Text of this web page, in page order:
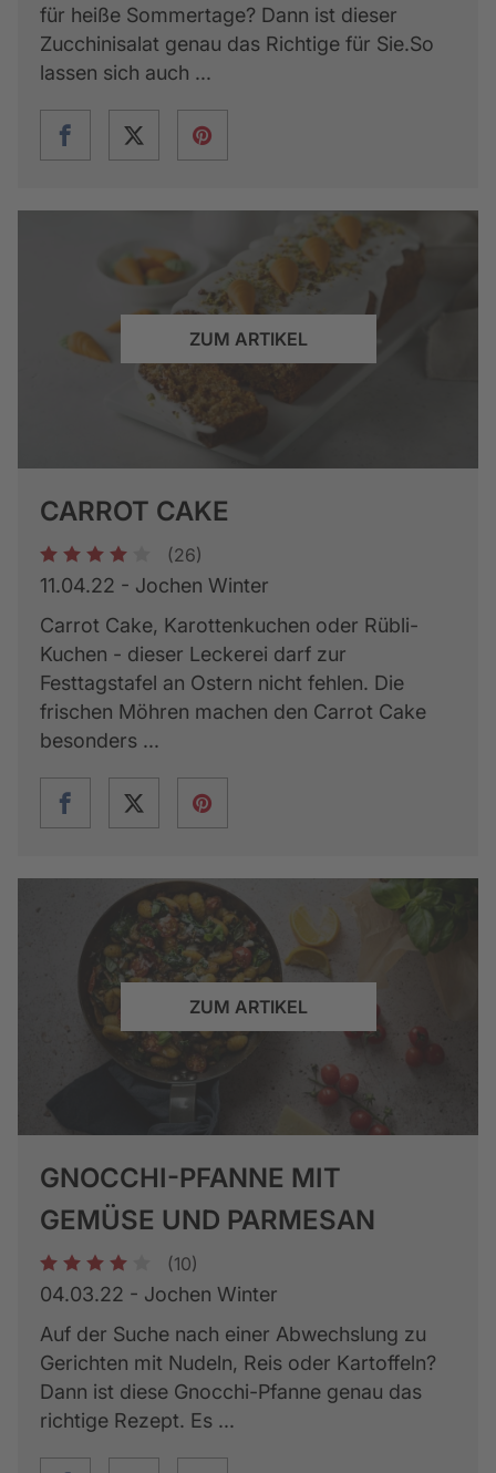
für heiße Sommertage? Dann ist dieser
Zucchinisalat genau das Richtige für Sie.So
lassen sich auch ...
ZUM ARTIKEL
CARROT CAKE
1 2 3 4 (26)
11.04.22 - Jochen Winter
Carrot Cake, Karottenkuchen oder Rübli-
Kuchen - dieser Leckerei darf zur
Festtagstafel an Ostern nicht fehlen. Die
frischen Möhren machen den Carrot Cake
besonders ...
ZUM ARTIKEL
GNOCCHI-PFANNE MIT
GEMÜSE UND PARMESAN
1 2 3 4 (10)
04.03.22 - Jochen Winter
Auf der Suche nach einer Abwechslung zu
Gerichten mit Nudeln, Reis oder Kartoffeln?
Dann ist diese Gnocchi-Pfanne genau das
richtige Rezept. Es ...